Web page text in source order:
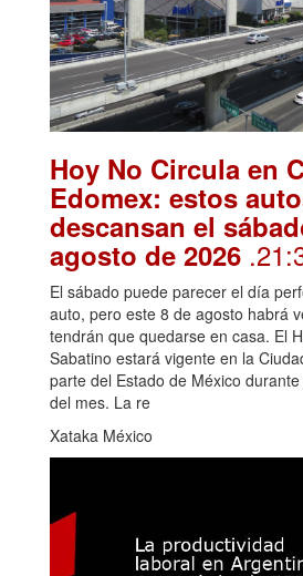
Hoy No Circula en
Edomex: estos
descansan el
agosto de 2026
El sábado puede parecer el día
auto, pero este 8 de agosto habrá
tendrán que quedarse en casa. El
Sabatino estará vigente en la
parte del Estado de México
del mes. La re
Xataka México